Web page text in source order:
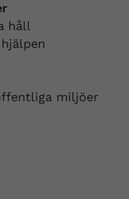
håll
miljöer